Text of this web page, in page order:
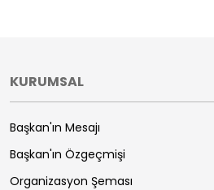
KURUMSAL
Başkan'ın Mesajı
Başkan'ın Özgeçmişi
Organizasyon Şeması